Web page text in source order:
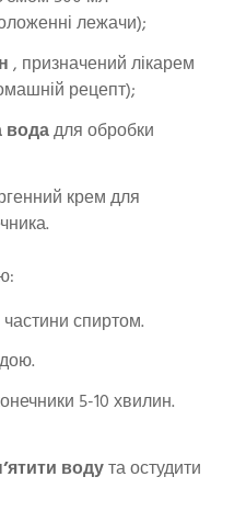
лежачи);
, призначений лікарем
рецепт);
водадля обробки
крем для
спиртом.
5-10 хвилин.
водута остудити